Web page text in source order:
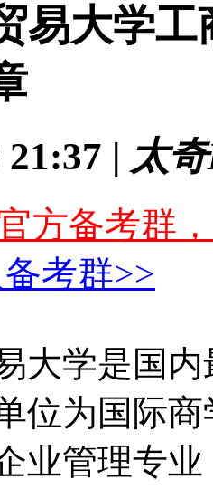
易大学
| 太
方备考群
考群>>
大学是国
位为国际
业管理专